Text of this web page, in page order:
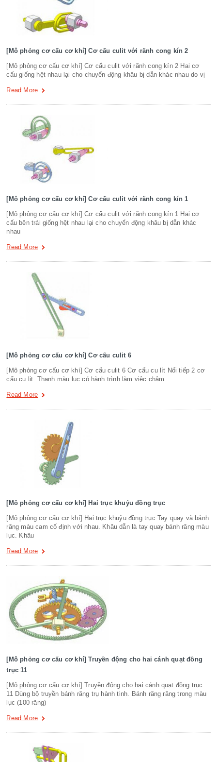
[Mô phỏng cơ cấu cơ khí] Cơ cấu culit với rãnh cong kín 2
[Mô phỏng cơ cấu cơ khí] Cơ cấu culit với rãnh cong kín 2 Hai cơ
cấu giống hệt nhau lại cho chuyển động khâu bị dẫn khác nhau do vị
Read More
[Mô phỏng cơ cấu cơ khí] Cơ cấu culit với rãnh cong kín 1
[Mô phỏng cơ cấu cơ khí] Cơ cấu culit với rãnh cong kín 1 Hai cơ
cấu bên trái giống hệt nhau lại cho chuyển động khâu bị dẫn khác
nhau
Read More
[Mô phỏng cơ cấu cơ khí] Cơ cấu culit 6
[Mô phỏng cơ cấu cơ khí] Cơ cấu culit 6 Cơ cấu cu lít Nối tiếp 2 cơ
cấu cu lit. Thanh màu lục có hành trình làm việc chậm
Read More
[Mô phỏng cơ cấu cơ khí] Hai trục khuỷu đồng trục
[Mô phỏng cơ cấu cơ khí] Hai trục khuỷu đồng trục Tay quay và bánh
răng màu cam cố định với nhau. Khâu dẫn là tay quay bánh răng màu
lục. Khâu
Read More
[Mô phỏng cơ cấu cơ khí] Truyền động cho hai cánh quạt đồng
trục 11
[Mô phỏng cơ cấu cơ khí] Truyền động cho hai cánh quạt đồng trục
11 Dùng bộ truyền bánh răng trụ hành tinh. Bánh răng răng trong màu
lục (100 răng)
Read More